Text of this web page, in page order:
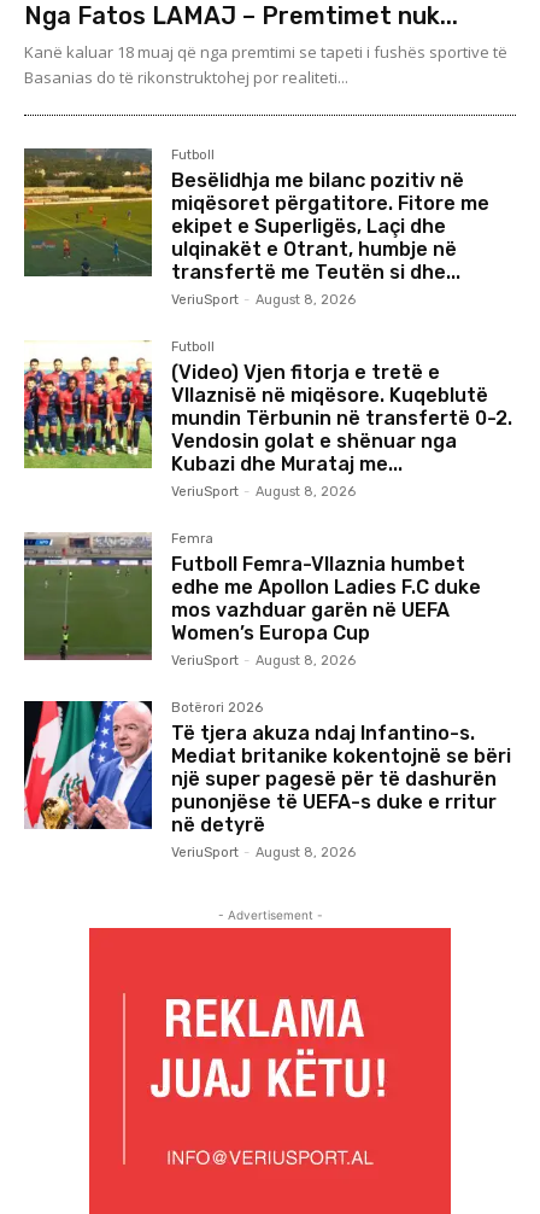
Nga Fatos LAMAJ – Premtimet nuk...
Kanë kaluar 18 muaj që nga premtimi se tapeti i fushës sportive të
Basanias do të rikonstruktohej por realiteti...
Futboll
Besëlidhja me bilanc pozitiv në
miqësoret përgatitore. Fitore me
ekipet e Superligës, Laçi dhe
ulqinakët e Otrant, humbje në
transfertë me Teutën si dhe...
VeriuSport - August 8, 2026
Futboll
(Video) Vjen fitorja e tretë e
Vllaznisë në miqësore. Kuqeblutë
mundin Tërbunin në transfertë 0-2.
Vendosin golat e shënuar nga
Kubazi dhe Murataj me...
VeriuSport - August 8, 2026
Femra
Futboll Femra-Vllaznia humbet
edhe me Apollon Ladies F.C duke
mos vazhduar garën në UEFA
Women’s Europa Cup
VeriuSport - August 8, 2026
Botërori 2026
Të tjera akuza ndaj Infantino-s.
Mediat britanike kokentojnë se bëri
një super pagesë për të dashurën
punonjëse të UEFA-s duke e rritur
në detyrë
VeriuSport - August 8, 2026
- Advertisement -